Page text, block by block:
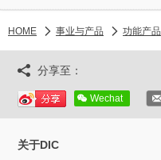
HOME 事业与产品 功能产品
分享至：
Wechat
关于DIC